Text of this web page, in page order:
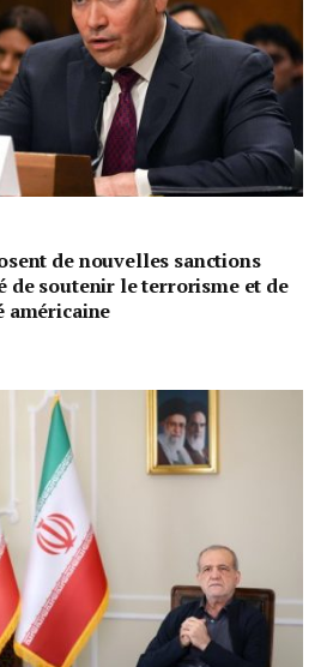
de nouvelles sanctions
de soutenir le terrorisme et de
américaine